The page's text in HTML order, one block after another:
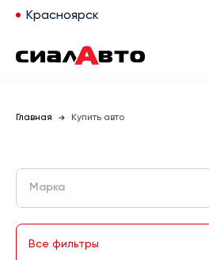
Красноярск
Главная Купить авто
Марка
Все фильтры